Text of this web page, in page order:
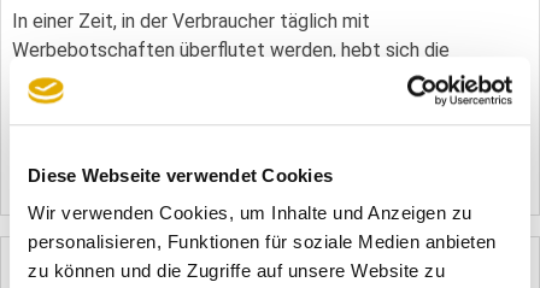
Diese Webseite verwendet Cookies
Wir verwenden Cookies, um Inhalte und Anzeigen zu
personalisieren, Funktionen für soziale Medien anbieten
zu können und die Zugriffe auf unsere Website zu
In einer Zeit, in der Verbraucher täglich mit
Werbebotschaften überflutet werden, hebt sich die
persönliche Empfehlung eines zufriedenen Kunden als eine
der vertrauenswürdigsten und effektivsten Formen der
Mehr erfahren